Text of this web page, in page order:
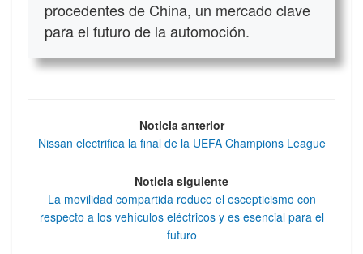
procedentes de China, un mercado clave
para el futuro de la automoción.
Noticia anterior
Nissan electrifica la final de la UEFA Champions League
Noticia siguiente
La movilidad compartida reduce el escepticismo con
respecto a los vehículos eléctricos y es esencial para el
futuro